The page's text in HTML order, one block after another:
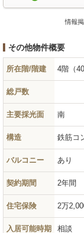
情報
その他物件概要
所在階/階建 4階（
総戸数
主要採光面 南
構造 鉄筋コ
バルコニー あり
契約期間 2年間
住宅保険 2万
入居可能時期 相談